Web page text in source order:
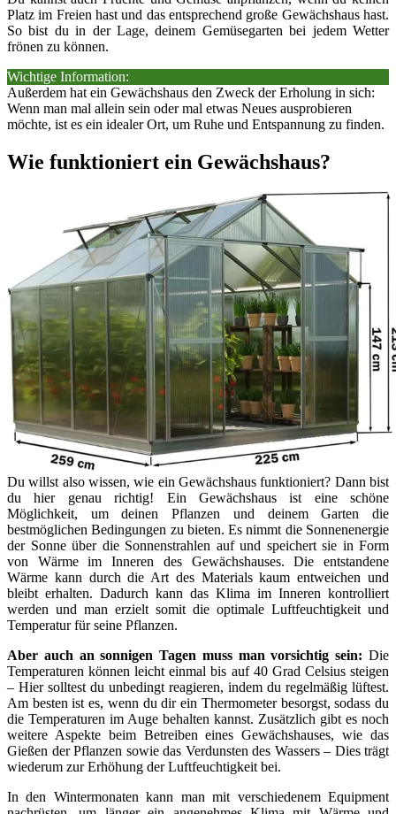
Platz im Freien hast und das entsprechend große Gewächshaus hast.
So bist du in der Lage, deinem Gemüsegarten bei jedem Wetter
frönen zu können.
Wichtige Information:
Außerdem hat ein Gewächshaus den Zweck der Erholung in sich:
Wenn man mal allein sein oder mal etwas Neues ausprobieren
möchte, ist es ein idealer Ort, um Ruhe und Entspannung zu finden.
Wie funktioniert ein Gewächshaus?
Du willst also wissen, wie ein Gewächshaus funktioniert? Dann bist
du hier genau richtig! Ein Gewächshaus ist eine schöne
Möglichkeit, um deinen Pflanzen und deinem Garten die
bestmöglichen Bedingungen zu bieten. Es nimmt die Sonnenenergie
der Sonne über die Sonnenstrahlen auf und speichert sie in Form
von Wärme im Inneren des Gewächshauses. Die entstandene
Wärme kann durch die Art des Materials kaum entweichen und
bleibt erhalten. Dadurch kann das Klima im Inneren kontrolliert
werden und man erzielt somit die optimale Luftfeuchtigkeit und
Temperatur für seine Pflanzen.
Aber auch an sonnigen Tagen muss man vorsichtig sein: Die
Temperaturen können leicht einmal bis auf 40 Grad Celsius steigen
– Hier solltest du unbedingt reagieren, indem du regelmäßig lüftest.
Am besten ist es, wenn du dir ein Thermometer besorgst, sodass du
die Temperaturen im Auge behalten kannst. Zusätzlich gibt es noch
weitere Aspekte beim Betreiben eines Gewächshauses, wie das
Gießen der Pflanzen sowie das Verdunsten des Wassers – Dies trägt
wiederum zur Erhöhung der Luftfeuchtigkeit bei.
In den Wintermonaten kann man mit verschiedenem Equipment